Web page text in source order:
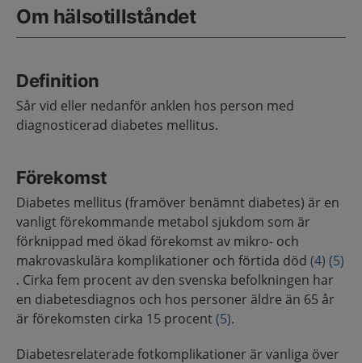
Om hälsotillståndet
Definition
Sår vid eller nedanför anklen hos person med
diagnosticerad diabetes mellitus.
Förekomst
Diabetes mellitus (framöver benämnt diabetes) är en
vanligt förekommande metabol sjukdom som är
förknippad med ökad förekomst av mikro- och
makrovaskulära komplikationer och förtida död (4) (5)
. Cirka fem procent av den svenska befolkningen har
en diabetesdiagnos och hos personer äldre än 65 år
är förekomsten cirka 15 procent(5).
Diabetesrelaterade fotkomplikationer är vanliga över